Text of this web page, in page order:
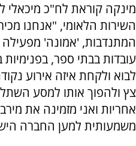
מינקה קוראת לח"כ
השירות הלאומי, "אנחנו
המתנדבות, 'אמונה'
עובדות בבתי ספר,
לבוא ולקחת איזה אירוע
צץ ולהפוך אותו למסע
אחריות ואני מזמינה את
משמעותית למען החברה